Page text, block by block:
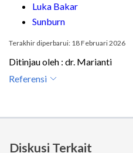
Luka Bakar
Sunburn
Terakhir diperbarui: 18 Februari 2026